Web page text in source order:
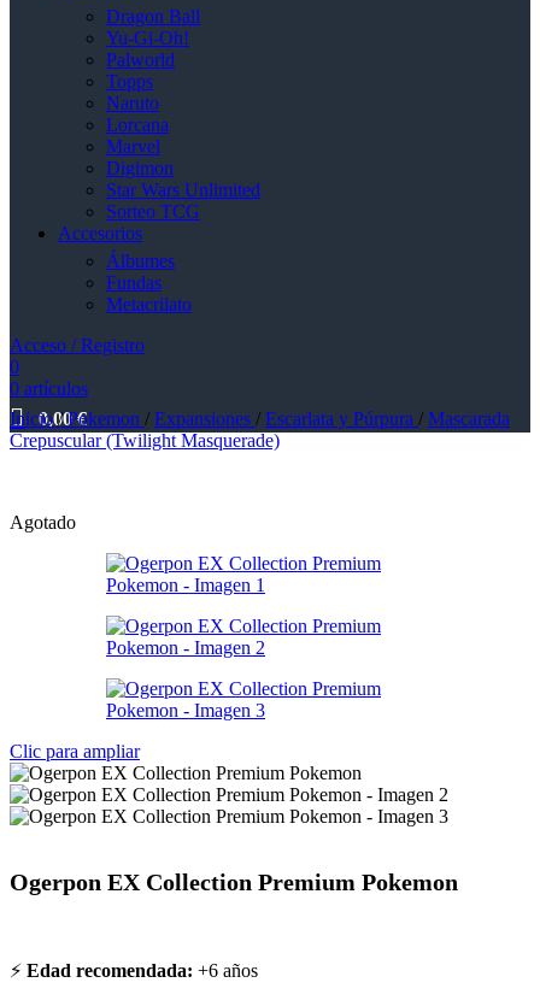
Dragon Ball
Yu-Gi-Oh!
Palworld
Topps
Naruto
Lorcana
Marvel
Digimon
Star Wars Unlimited
Sorteo TCG
Accesorios
Álbumes
Fundas
Metacrilato
Acceso / Registro
0
0 artículos
0,00€
Inicio/ Pokemon / Expansiones / Escarlata y Púrpura / Mascarada
Crepuscular (Twilight Masquerade)
Agotado
Clic para ampliar
Ogerpon EX Collection Premium Pokemon
⚡ Edad recomendada: +6 años